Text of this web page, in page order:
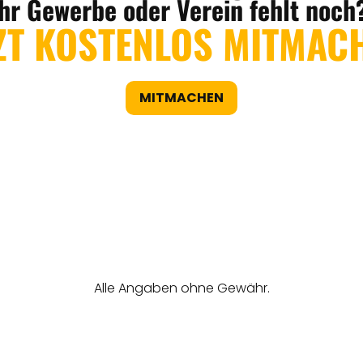
Gewerbe oder Verein fehlt
KOSTENLOS
MITMACHEN